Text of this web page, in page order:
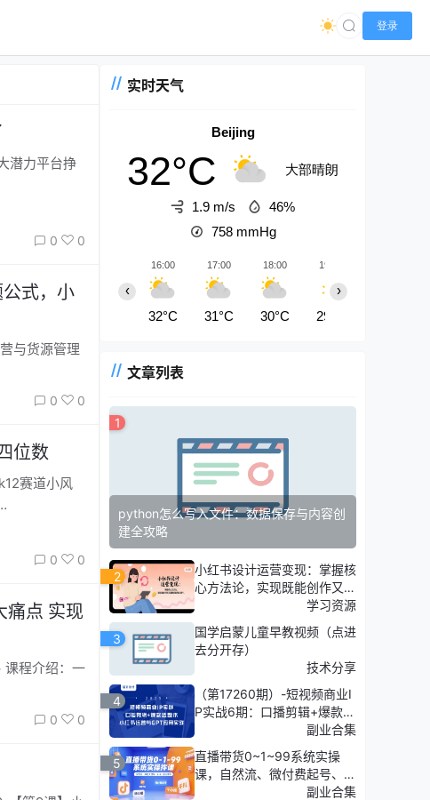
登录
0 0
式，小
与货源管理
0 0
位数
0 0
痛点 实现
0 0
实时天气
Beijing
32°C 大部晴朗
1.9 m/s
46%
758 mmHg
16:00
32°C
17:00
31°C
18:00
30°C
19:00
29°C
‹ ›
文章列表
1
python怎么写入文件：数据保存与内容创
建全攻略
2
小红书设计运营变现：掌握核
心方法论，实现既能创作又能
学习资源
3
国学启蒙儿童早教视频（点进
去分开存）
技术分享
4
（第17260期）-短视频商业I
P实战6期：口播剪辑+爆款选
题术，小红书运营与GPT应用
实战
副业合集
5
直播带货0~1~99系统实操
课，自然流、微付费​起号、千
川、随心推等，直播带货全链
副业合集